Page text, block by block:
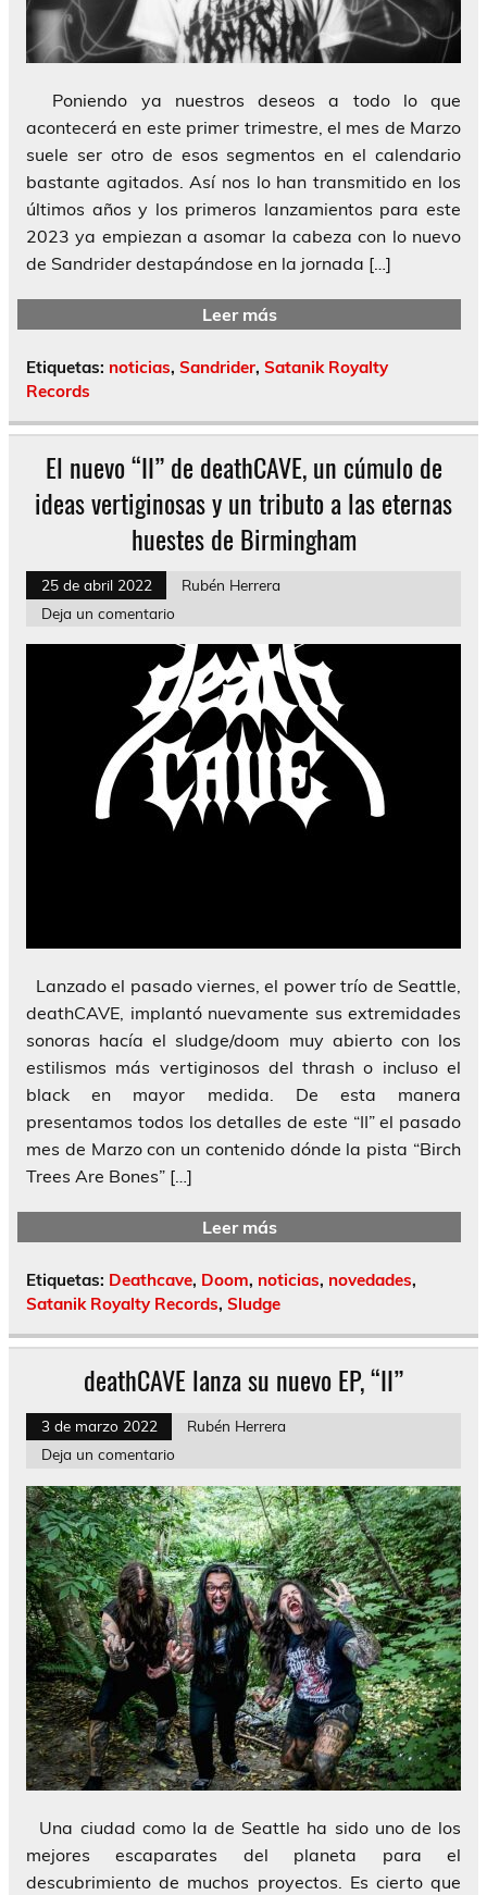
Poniendo ya nuestros deseos a todo lo que
acontecerá en este primer trimestre, el mes de Marzo
suele ser otro de esos segmentos en el calendario
bastante agitados. Así nos lo han transmitido en los
últimos años y los primeros lanzamientos para este
2023 ya empiezan a asomar la cabeza con lo nuevo
de Sandrider destapándose en la jornada […]
Leer más
Etiquetas: noticias, Sandrider, Satanik Royalty
Records
El nuevo “II” de deathCAVE, un cúmulo de
ideas vertiginosas y un tributo a las eternas
huestes de Birmingham
25 de abril 2022
Rubén Herrera
Deja un comentario
Lanzado el pasado viernes, el power trío de Seattle,
deathCAVE, implantó nuevamente sus extremidades
sonoras hacía el sludge/doom muy abierto con los
estilismos más vertiginosos del thrash o incluso el
black en mayor medida. De esta manera
presentamos todos los detalles de este “II” el pasado
mes de Marzo con un contenido dónde la pista “Birch
Trees Are Bones” […]
Leer más
Etiquetas: Deathcave, Doom, noticias, novedades,
Satanik Royalty Records, Sludge
deathCAVE lanza su nuevo EP, “II”
3 de marzo 2022
Rubén Herrera
Deja un comentario
Una ciudad como la de Seattle ha sido uno de los
mejores escaparates del planeta para el
descubrimiento de muchos proyectos. Es cierto que